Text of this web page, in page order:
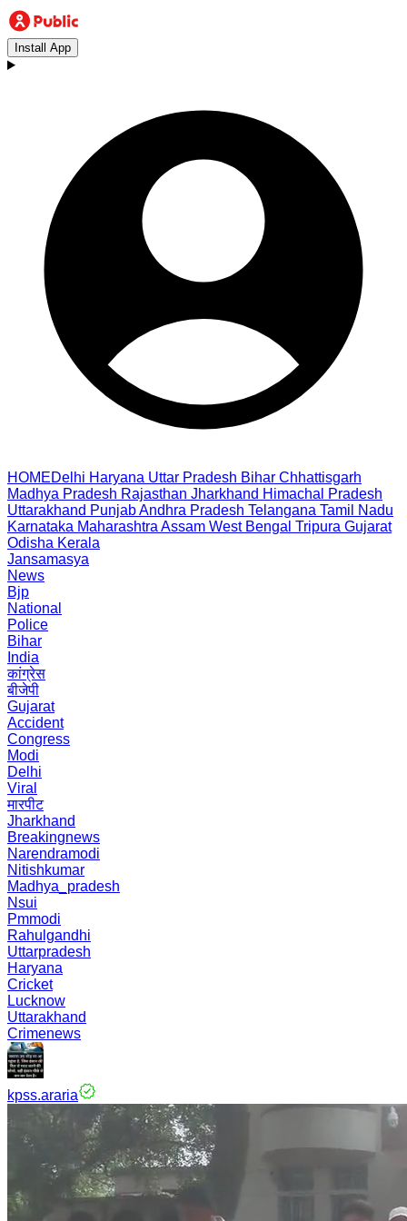
Install App
HOMEDelhi Haryana Uttar Pradesh Bihar Chhattisgarh
Madhya Pradesh Rajasthan Jharkhand Himachal Pradesh
Uttarakhand PunjabAndhra Pradesh Telangana Tamil Nadu
Karnataka Maharashtra Assam West Bengal Tripura Gujarat
Odisha Kerala
Jansamasya
News
Bjp
National
Police
Bihar
India
कांग्रेस
बीजेपी
Gujarat
Accident
Congress
Modi
Delhi
Viral
मारपीट
Jharkhand
Breakingnews
Narendramodi
Nitishkumar
Madhya_pradesh
Nsui
Pmmodi
Rahulgandhi
Uttarpradesh
Haryana
Cricket
Lucknow
Uttarakhand
Crimenews
kpss.araria